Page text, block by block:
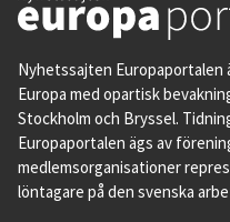
Nyhetssajten Europaportalen
Europa med opartisk
Stockholm och Bryssel.
Europaportalen ägs av
medlemsorganisationer
löntagare på den svenska